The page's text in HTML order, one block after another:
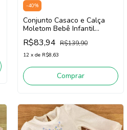
-40%
Conjunto Casaco e Calça
Moletom Bebê Infantil
Menina Somnii 3261004
(Bege Claro)
R$83,94 R$139,90
12 x de R$8,63
Comprar